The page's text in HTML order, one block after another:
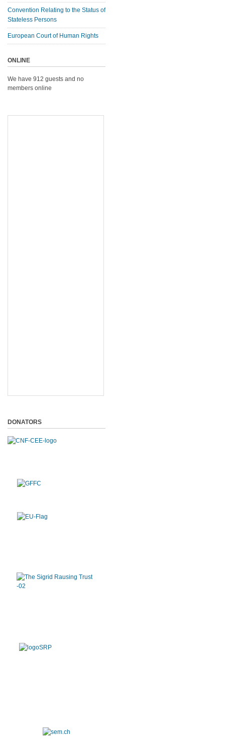
Convention Relating to the Status of
Stateless Persons
European Court of Human Rights
ONLINE
We have 912 guests and no
members online
DONATORS